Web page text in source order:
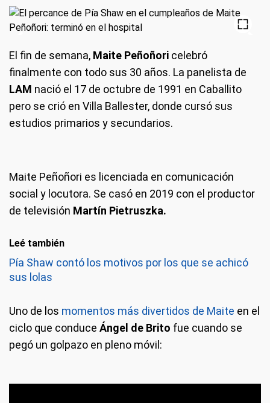
El fin de semana, Maite Peñoñori celebró
finalmente con todo sus 30 años. La panelista de
LAM nació el 17 de octubre de 1991 en Caballito
pero se crió en Villa Ballester, donde cursó sus
estudios primarios y secundarios.
Maite Peñoñori es licenciada en comunicación
social y locutora. Se casó en 2019 con el productor
de televisión Martín Pietruszka.
Leé también
Pía Shaw contó los motivos por los que se achicó
sus lolas
Uno de los momentos más divertidos de Maite en el
ciclo que conduce Ángel de Brito fue cuando se
pegó un golpazo en pleno móvil: